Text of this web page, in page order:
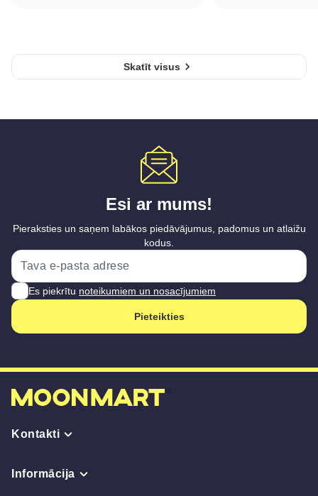
Skatīt visus
Esi ar mums!
Pieraksties un saņem labākos piedāvājumus, padomus un atlaižu
kodus.
Es piekrītu noteikumiem un nosacījumiem
Pieteikties
Kontakti
Informācija